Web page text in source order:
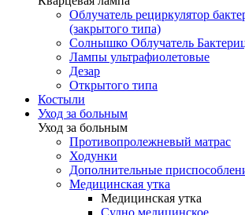
Облучатель рециркулятор
(закрытого типа)
Солнышко Облучатель
Лампы ультрафиолетовые
Дезар
Открытого типа
Костыли
Уход за больным
Уход за больным
Противопролежневый матрас
Ходунки
Дополнительные
Медицинская утка
Медицинская утка
Судно медицинское